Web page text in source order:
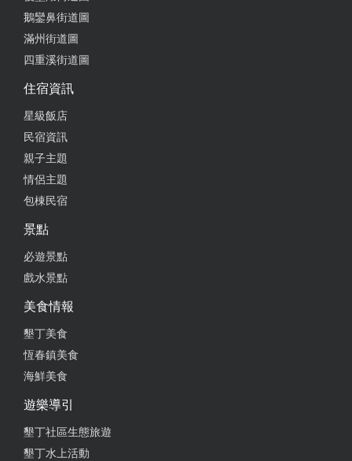
鵝鑾鼻街道圖
滿州街道圖
四重溪街道圖
住宿資訊
星級飯店
民宿資訊
親子主題
情侶主題
包棟民宿
景點
必遊景點
戲水景點
美食情報
墾丁美食
恆春鎮美食
海鮮美食
遊樂導引
墾丁社區生態旅遊
墾丁水上活動